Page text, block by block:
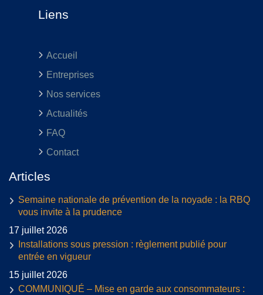
Liens
Accueil
Entreprises
Nos services
Actualités
FAQ
Contact
Articles
Semaine nationale de prévention de la noyade : la RBQ
vous invite à la prudence
17 juillet 2026
Installations sous pression : règlement publié pour
entrée en vigueur
15 juillet 2026
COMMUNIQUÉ – Mise en garde aux consommateurs :